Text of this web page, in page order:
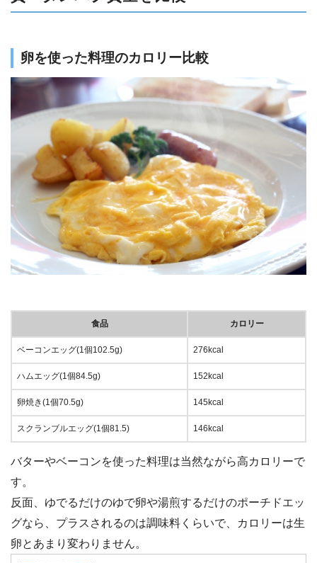
卵を使った料理のカロリー比較
食品 カロリー
ベーコンエッグ(1個102.5g) 276kcal
ハムエッグ(1個84.5g) 152kcal
卵焼き(1個70.5g) 145kcal
スクランブルエッグ(1個81.5) 146kcal
バターやベーコンを使った料理は当然ながら高カロリーで
す。
反面、ゆでるだけのゆで卵や湯煎するだけのポーチドエッ
グなら、プラスされるのは調味料くらいで、カロリーは生
卵とあまり変わりません。